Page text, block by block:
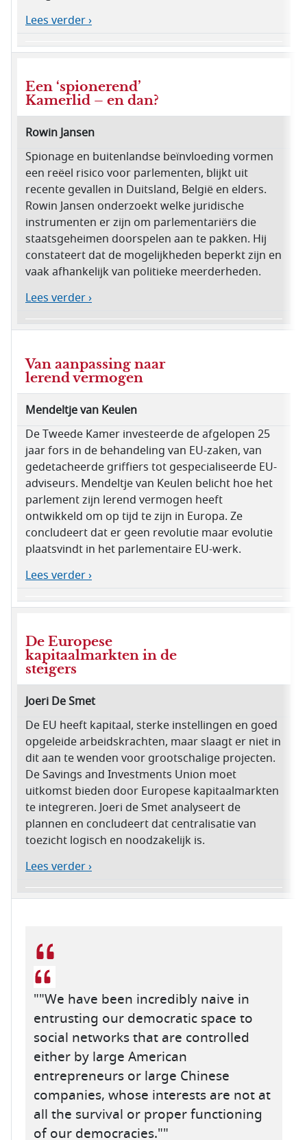
Lees verder ›
Een ‘spionerend’
Kamerlid – en dan?
Rowin Jansen
Spionage en buitenlandse beïnvloeding vormen
een reëel risico voor parlementen, blijkt uit
recente gevallen in Duitsland, België en elders.
Rowin Jansen onderzoekt welke juridische
instrumenten er zijn om parlementariërs die
staatsgeheimen doorspelen aan te pakken. Hij
constateert dat de mogelijkheden beperkt zijn en
vaak afhankelijk van politieke meerderheden.
Lees verder ›
Van aanpassing naar
lerend vermogen
Mendeltje van Keulen
De Tweede Kamer investeerde de afgelopen 25
jaar fors in de behandeling van EU-zaken, van
gedetacheerde griffiers tot gespecialiseerde EU-
adviseurs. Mendeltje van Keulen belicht hoe het
parlement zijn lerend vermogen heeft
ontwikkeld om op tijd te zijn in Europa. Ze
concludeert dat er geen revolutie maar evolutie
plaatsvindt in het parlementaire EU-werk.
Lees verder ›
De Europese
kapitaalmarkten in de
steigers
Joeri De Smet
De EU heeft kapitaal, sterke instellingen en goed
opgeleide arbeidskrachten, maar slaagt er niet in
dit aan te wenden voor grootschalige projecten.
De Savings and Investments Union moet
uitkomst bieden door Europese kapitaalmarkten
te integreren. Joeri de Smet analyseert de
plannen en concludeert dat centralisatie van
toezicht logisch en noodzakelijk is.
Lees verder ›
""We have been incredibly naive in
entrusting our democratic space to
social networks that are controlled
either by large American
entrepreneurs or large Chinese
companies, whose interests are not at
all the survival or proper functioning
of our democracies.""